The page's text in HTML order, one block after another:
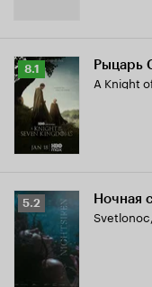
Рейтинг
Кинопоиска
8.1
8.1 Рыцарь
Рейтинг
Кинопоиска
5.2
5.2 Ночная
Svetlonoc,